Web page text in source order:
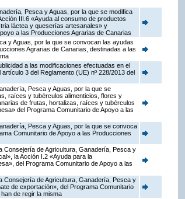
Pesca y Aguas, por la que se modifica
III.6 «Ayuda al consumo de productos
láctea y queserías artesanales» y
a las Producciones Agrarias de Canarias
y Aguas, por la que se convocan las ayudas
Agrarias de Canarias, destinadas a las
a las modificaciones efectuadas en el
3 del Reglamento (UE) nº 228/2013 del
Pesca y Aguas, por la que se
raíces y tubérculos alimenticios, flores y
de frutas, hortalizas, raíces y tubérculos
del Programa Comunitario de Apoyo a las
Pesca y Aguas, por la que se convoca
Comunitario de Apoyo a las Producciones
Consejería de Agricultura, Ganadería, Pesca y
la Acción I.2 «Ayuda para la
del Programa Comunitario de Apoyo a las
Consejería de Agricultura, Ganadería, Pesca y
de exportación», del Programa Comunitario
de regir la misma